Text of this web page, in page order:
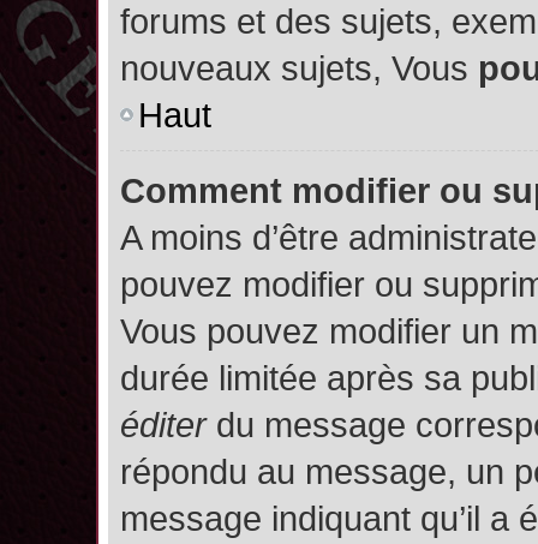
forums et des sujets,
nouveaux sujets, Vous
Haut
Comment modifier ou
A moins d’être
pouvez modifier ou
Vous pouvez modifier un
durée limitée après sa
éditerdu message
répondu au message, un
message indiquant qu’il a